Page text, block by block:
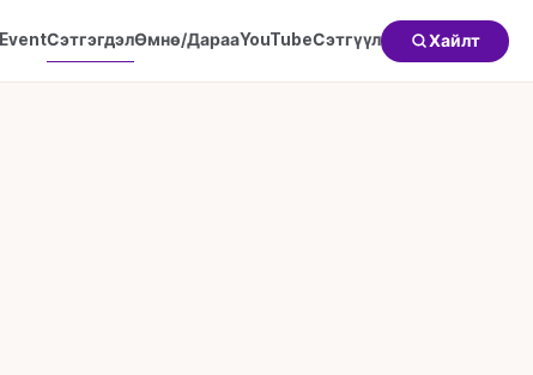
EventСэтгэгдэлӨмнө/ДарааYouTubeСэтгүүл Хайлт